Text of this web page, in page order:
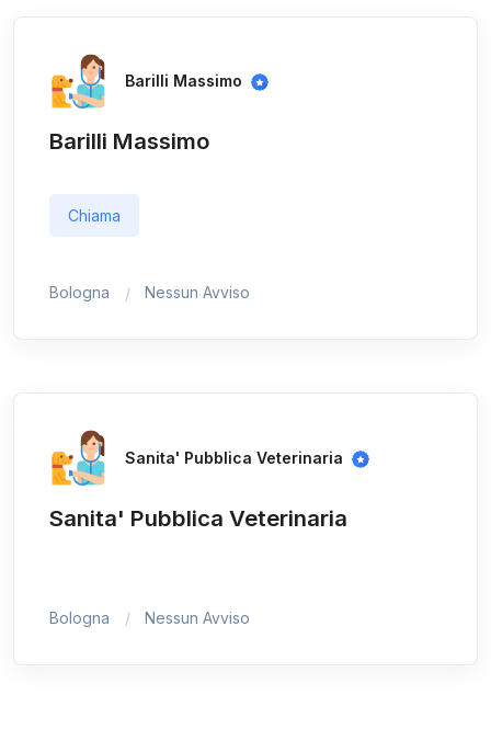
Barilli Massimo
Barilli Massimo
Chiama
Bologna Nessun Avviso
Sanita' Pubblica Veterinaria
Sanita' Pubblica Veterinaria
Bologna Nessun Avviso